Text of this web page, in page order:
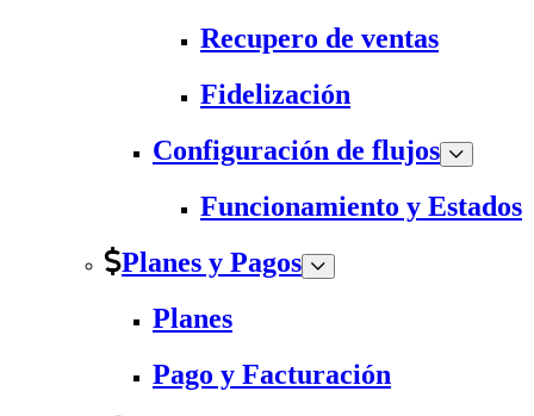
Recupero de ventas
Fidelización
Configuración de flujos
Funcionamiento y Estados
Planes y Pagos
Planes
Pago y Facturación